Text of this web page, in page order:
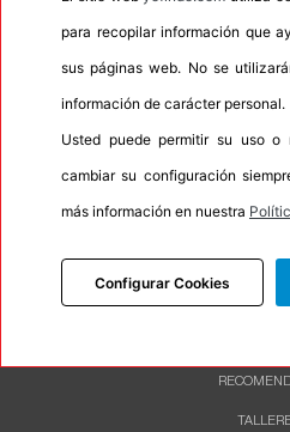
Calidad
P.O.R. No
Oportunidad No
Etiqueta energética
para recopilar información que
sus páginas web. No se
información de carácter personal.
Usted puede permitir su uso o
cambiar su configuración
más información en nuestra
Configurar Cookies